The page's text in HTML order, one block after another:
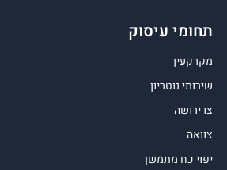
תחומי עיסוק
מקרקעין
שירותי נוטריון
צו ירושה
צוואה
יפוי כח מתמשך